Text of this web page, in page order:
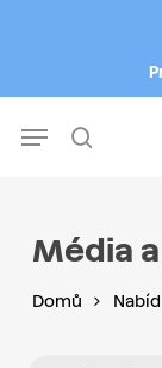
Menu
Média
Domů